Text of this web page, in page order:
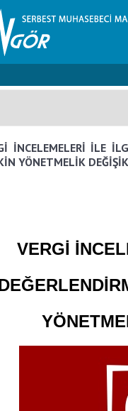
İNCELEMELERİ İLE
YÖNETMELİK
VERGİ